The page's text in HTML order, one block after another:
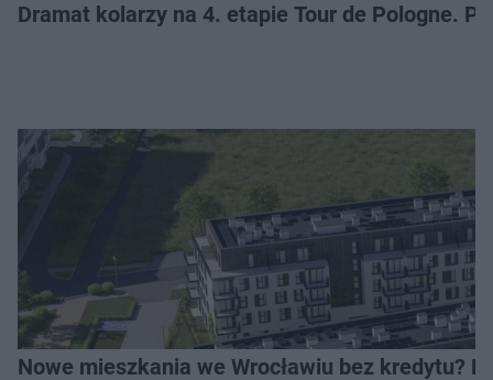
Dramat kolarzy na 4. etapie Tour de Pologne.
Nowe mieszkania we Wrocławiu bez kredytu?